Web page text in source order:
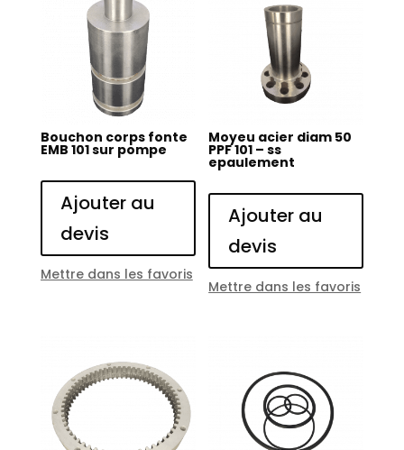
Bouchon corps fonte
EMB 101 sur pompe
Ajouter au
devis
Mettre dans les favoris
Moyeu acier diam 50
PPF 101 – ss
epaulement
Ajouter au
devis
Mettre dans les favoris